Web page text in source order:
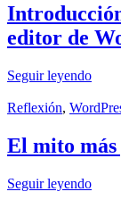
editor de
Seguir leyendo
Reflexión,
El mito más
Seguir leyendo